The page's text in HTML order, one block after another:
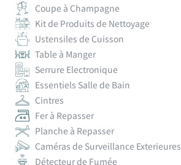
Coupe à Champagne
Kit de Produits de Nettoyage
Ustensiles de Cuisson
Table à Manger
Serrure Electronique
Essentiels Salle de Bain
Cintres
Fer à Repasser
Planche à Repasser
Caméras de Surveillance Exterieures
Détecteur de Fumée